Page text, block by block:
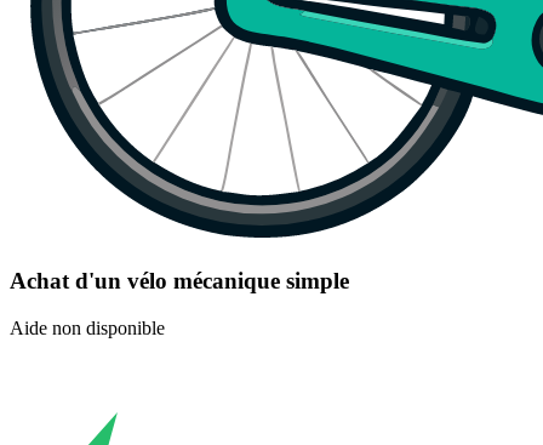
Achat d'un vélo mécanique simple
Aide non disponible